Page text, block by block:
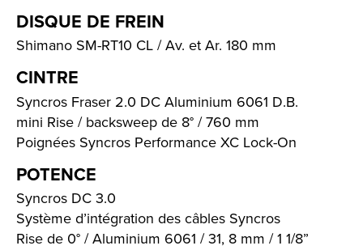
DISQUE DE FREIN
Shimano SM-RT10 CL / Av. et Ar. 180 mm
CINTRE
Syncros Fraser 2.0 DC Aluminium 6061 D.B.
mini Rise / backsweep de 8° / 760 mm
Poignées Syncros Performance XC Lock-On
POTENCE
Syncros DC 3.0
Système d’intégration des câbles Syncros
Rise de 0° / Aluminium 6061 / 31, 8 mm / 1 1/8”